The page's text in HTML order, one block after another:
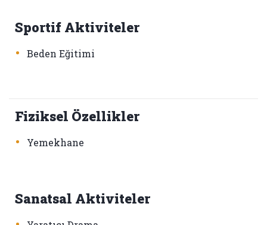
Sportif Aktiviteler
• Beden Eğitimi
Fiziksel Özellikler
• Yemekhane
Sanatsal Aktiviteler